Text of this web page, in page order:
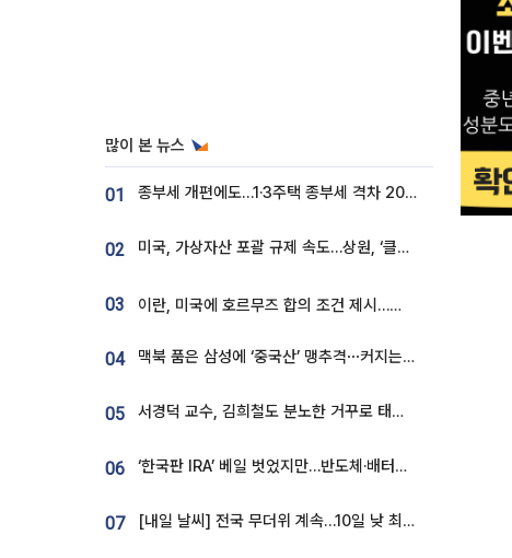
많이 본 뉴스
01 종부세 개편에도…1·3주택 종부세 격차 2028년부터 확대
02 미국, 가상자산 포괄 규제 속도…상원, ‘클래리티법’ 9월 절차투표 추진
03 이란, 미국에 호르무즈 합의 조건 제시…美 “경기 아직 안 끝나” [종합]
04 맥북 품은 삼성에 ‘중국산’ 맹추격⋯커지는 노트북 OLED 시장
05 서경덕 교수, 김희철도 분노한 거꾸로 태극기⋯"엉터리는 아냐, 아쉬울 뿐"
06 ‘한국판 IRA’ 베일 벗었지만…반도체·배터리 업계 “시행령이 관건”
07 [내일 날씨] 전국 무더위 계속…10일 낮 최고 34도 육박